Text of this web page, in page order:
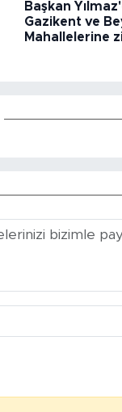
Başkan
Gazikent ve
Mahallelerine